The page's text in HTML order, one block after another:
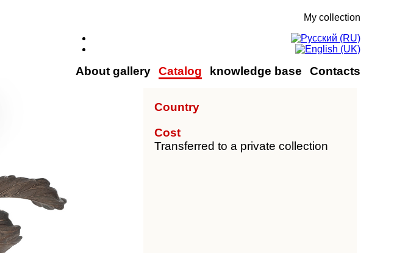
My collection
About gallery Catalog knowledge base Contacts
Country
Cost
Transferred to a private collection